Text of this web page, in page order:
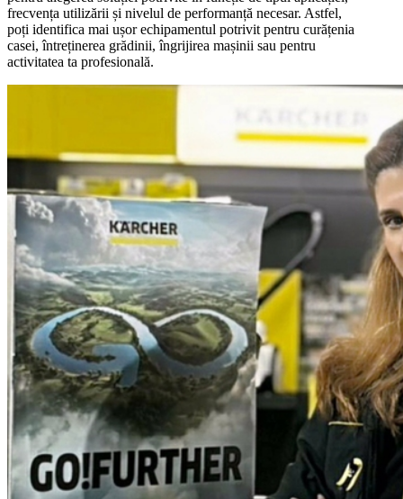
frecvența utilizării și nivelul de performanță necesar. Astfel,
poți identifica mai ușor echipamentul potrivit pentru curățenia
casei, întreținerea grădinii, îngrijirea mașinii sau pentru
activitatea ta profesională.